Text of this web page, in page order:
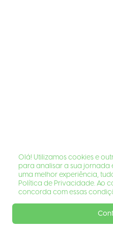
Olá! Utilizamos cookies e
para analisar a sua jornada
uma melhor experiência,
Política de Privacidade. Ao
concorda com essas